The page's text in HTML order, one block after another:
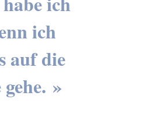
ich
auf die
»